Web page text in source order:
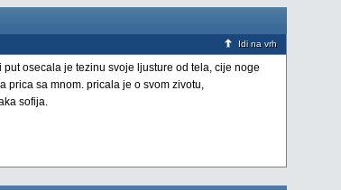
Idi na vrh
osecala je tezinu svoje ljusture od tela, cije noge
prica sa mnom. pricala je o svom zivotu,
sofija.